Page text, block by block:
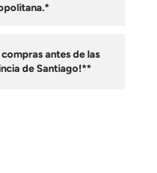
antes de las
de Santiago!**